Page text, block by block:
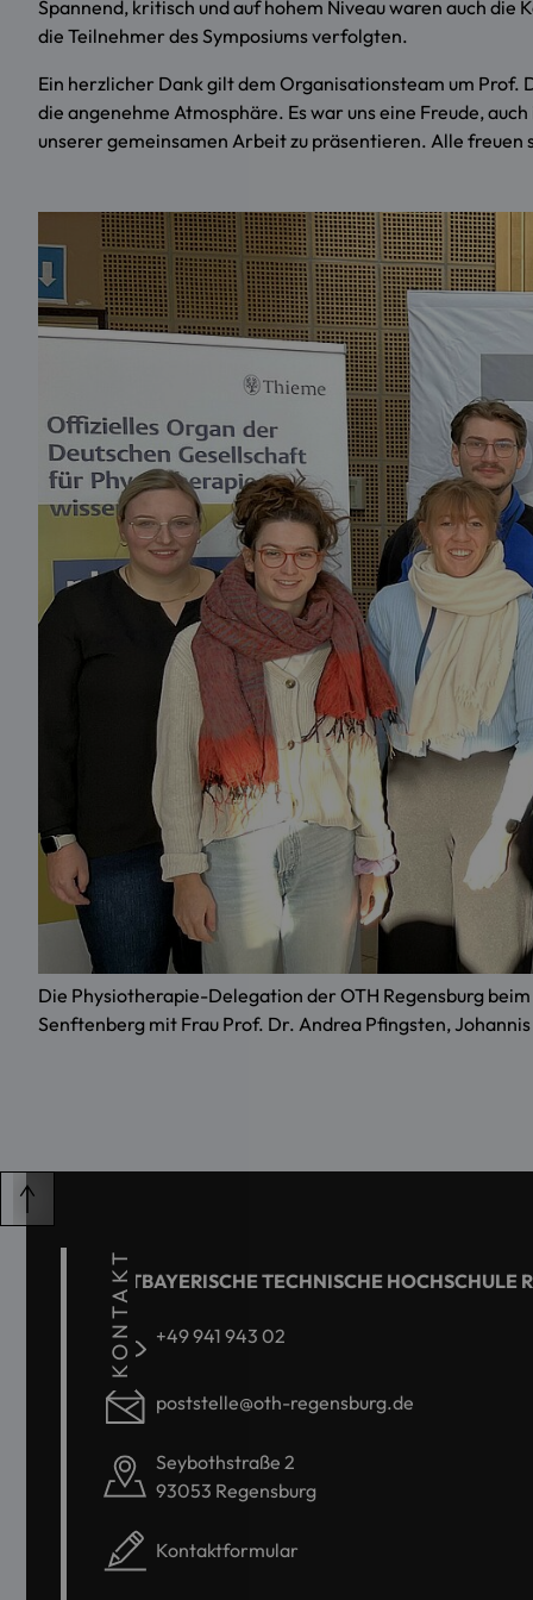
Spannend, kritisch und auf hohem Niveau waren auch die
die Teilnehmer des Symposiums verfolgten.
Ein herzlicher Dank gilt dem Organisationsteam um
die angenehme Atmosphäre. Es war uns eine Freude,
unserer gemeinsamen Arbeit zu präsentieren. Alle freuen
Die Physiotherapie-Delegation der OTH Regensburg
Senftenberg mit Frau Prof. Dr. Andrea Pfingsten,
KONTAKT
OSTBAYERISCHE TECHNISCHE HOCHSCHULE
+49 941 943 02
poststelle@oth-regensburg.de
Seybothstraße 2
93053 Regensburg
Kontaktformular